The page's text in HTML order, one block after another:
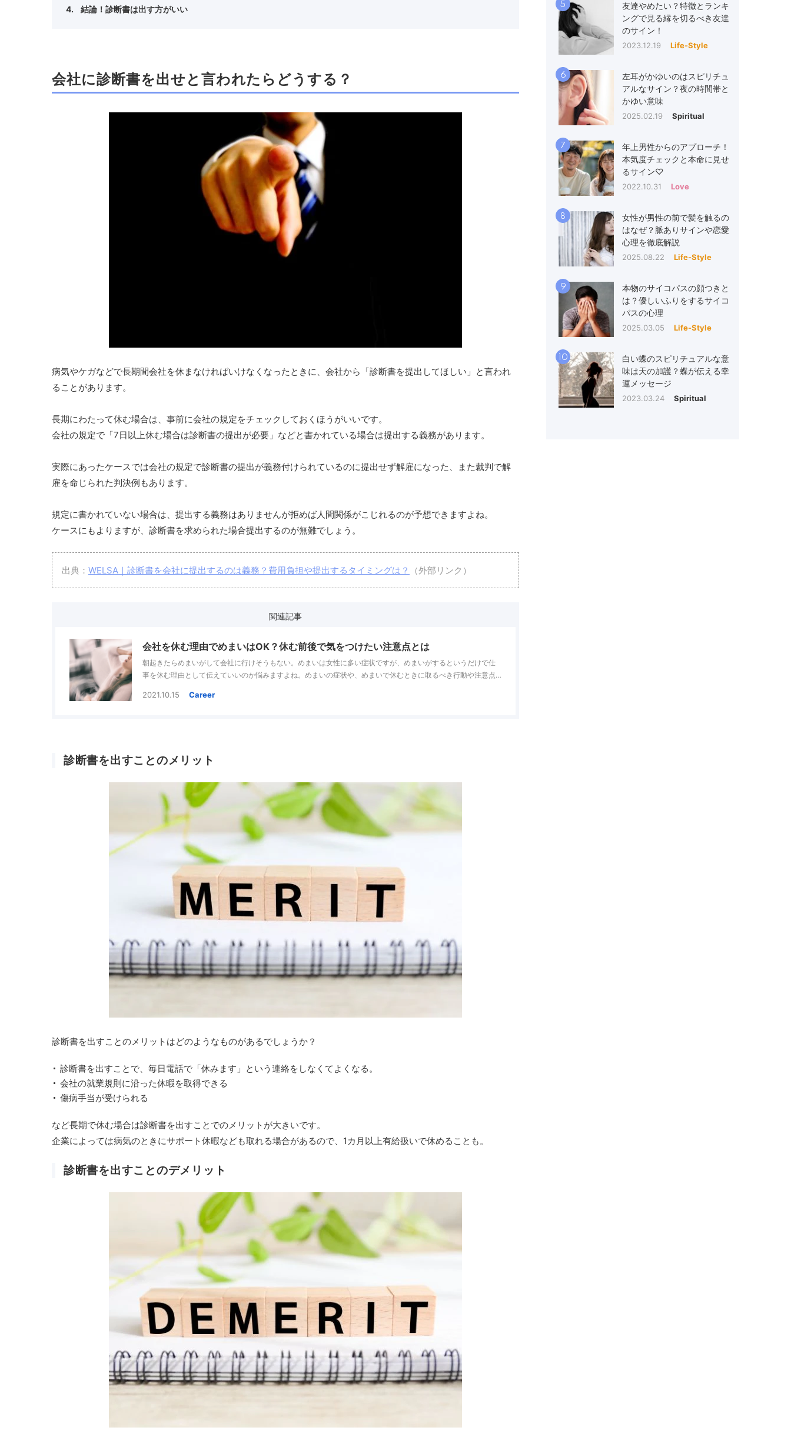
結論！診断書は出す方がいい
会社に診断書を出せと言われたらどうする？
病気やケガなどで長期間会社を休まなければいけなくなったときに、会社から「診断書を提出してほしい」と言われ
ることがあります。
長期にわたって休む場合は、事前に会社の規定をチェックしておくほうがいいです。
会社の規定で「7日以上休む場合は診断書の提出が必要」などと書かれている場合は提出する義務があります。
実際にあったケースでは会社の規定で診断書の提出が義務付けられているのに提出せず解雇になった、また裁判で解
雇を命じられた判決例もあります。
規定に書かれていない場合は、提出する義務はありませんが拒めば人間関係がこじれるのが予想できますよね。
ケースにもよりますが、診断書を求められた場合提出するのが無難でしょう。
出典： WELSA｜診断書を会社に提出するのは義務？費用負担や提出するタイミングは？ （外部リンク）
関連記事
会社を休む理由でめまいはOK？休む前後で気をつけたい注意点とは
朝起きたらめまいがして会社に行けそうもない。めまいは女性に多い症状ですが、めまいがするというだけで仕
事を休む理由として伝えていいのか悩みますよね。めまいの症状や、めまいで休むときに取るべき行動や注意点
2021.10.15 Career
診断書を出すことのメリット
診断書を出すことのメリットはどのようなものがあるでしょうか？
診断書を出すことで、毎日電話で「休みます」という連絡をしなくてよくなる。
会社の就業規則に沿った休暇を取得できる
傷病手当が受けられる
など長期で休む場合は診断書を出すことでのメリットが大きいです。
企業によっては病気のときにサポート休暇なども取れる場合があるので、1カ月以上有給扱いで休めることも。
診断書を出すことのデメリット
5
友達やめたい？特徴とランキ
ングで見る縁を切るべき友達
のサイン！
2023.12.19 Life-Style
6
左耳がかゆいのはスピリチュ
アルなサイン？夜の時間帯と
かゆい意味
2025.02.19 Spiritual
7
年上男性からのアプローチ！
本気度チェックと本命に見せ
るサイン♡
2022.10.31 Love
8
女性が男性の前で髪を触るの
はなぜ？脈ありサインや恋愛
心理を徹底解説
2025.08.22 Life-Style
9
本物のサイコパスの顔つきと
は？優しいふりをするサイコ
パスの心理
2025.03.05 Life-Style
10
白い蝶のスピリチュアルな意
味は天の加護？蝶が伝える幸
運メッセージ
2023.03.24 Spiritual